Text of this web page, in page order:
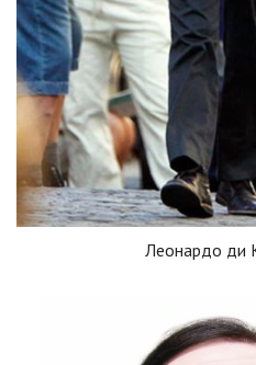
Леонардо ди